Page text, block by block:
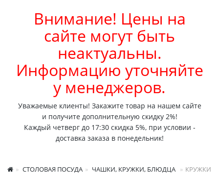
Внимание! Цены на
сайте могут быть
неактуальны.
Информацию уточняйте
у менеджеров.
Уважаемые клиенты! Закажите товар на нашем сайте
и получите дополнительную скидку 2%!
Каждый четверг до 17:30 скидка 5%, при условии -
доставка заказа в понедельник!
СТОЛОВАЯ ПОСУДА ЧАШКИ, КРУЖКИ, БЛЮДЦА КРУЖКИ